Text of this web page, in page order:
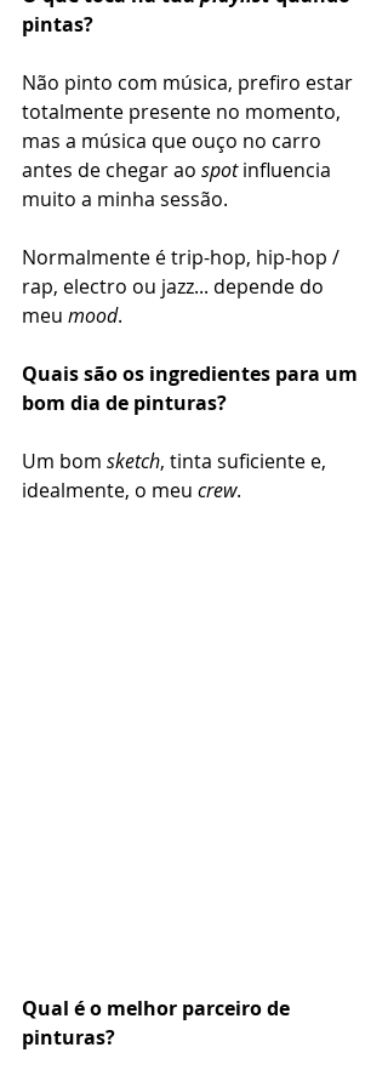
pintas?
Não pinto com música, prefiro estar
totalmente presente no momento,
mas a música que ouço no carro
antes de chegar ao spot influencia
muito a minha sessão.
Normalmente é trip-hop, hip-hop /
rap, electro ou jazz... depende do
meu mood.
Quais são os ingredientes para um
bom dia de pinturas?
Um bom sketch, tinta suficiente e,
idealmente, o meu crew.
Qual é o melhor parceiro de
pinturas?